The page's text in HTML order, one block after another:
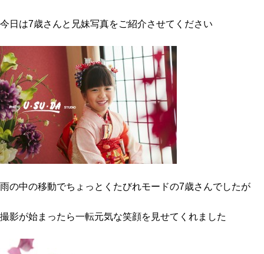
今日は7歳さんと兄妹写真をご紹介させてください
雨の中の移動でちょっとくたびれモードの7歳さんでしたが
撮影が始まったら一転元気な笑顔を見せてくれました